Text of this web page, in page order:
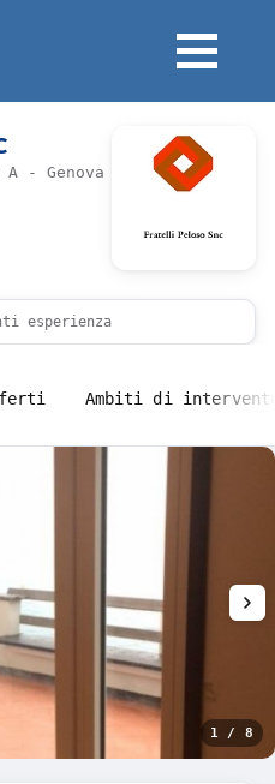
A - Genova
esperienza
Ambiti di
1 / 8